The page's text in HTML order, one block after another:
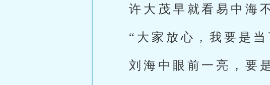
许大茂早就看易中海
“大家放心，我要是
刘海中眼前一亮，要